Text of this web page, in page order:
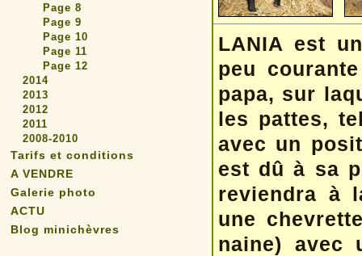
Page 8
Page 9
Page 10
Page 11
Page 12
2014
2013
2012
2011
2008-2010
Tarifs et conditions
A VENDRE
Galerie photo
ACTU
Blog minichèvres
LANIA est
peu
papa, sur
les pattes,
avec un
est dû à sa
reviendra à
une
naine) avec